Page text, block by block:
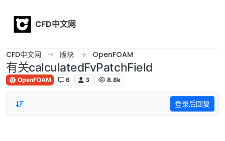
CFD中文网
CFD中文网 版块 OpenFOAM
有关calculatedFvPatchField
OpenFOAM 6 3 8.8k
登录后回复